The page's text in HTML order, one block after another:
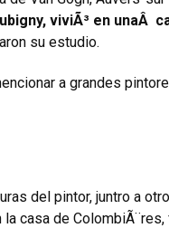
viviÃ³ en unaÂ
su estudio.
a grandes
del pintor, juntro a
casa de